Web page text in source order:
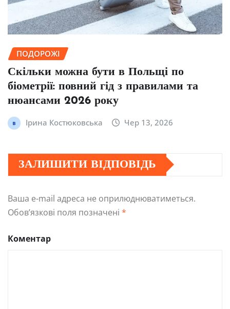
ПОДОРОЖІ
Скільки можна бути в Польщі по
біометрії: повний гід з правилами та
нюансами 2026 року
Ірина Костюковська Чер 13, 2026
ЗАЛИШИТИ ВІДПОВІДЬ
Ваша e-mail адреса не оприлюднюватиметься.
Обов’язкові поля позначені *
Коментар